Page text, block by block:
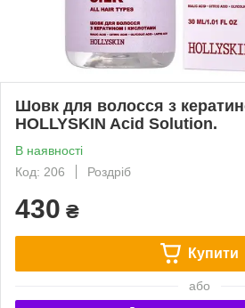
Шовк для волосся з
HOLLYSKIN Acid Solution.
В наявності
Код: 206
Роздріб
430 ₴
Купити
або